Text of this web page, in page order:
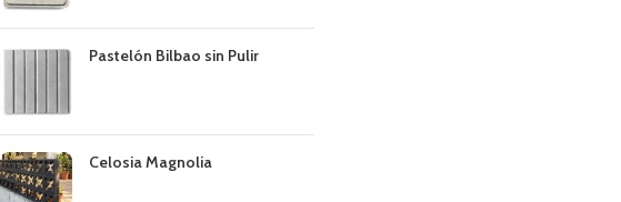
Pastelón Bilbao sin Pulir
Celosia Magnolia